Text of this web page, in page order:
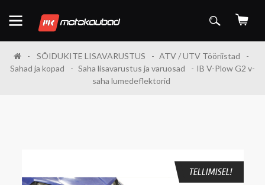
SÕIDUKITE LISAVARUSTUS
ATV / UTV Tööriistad
Sahad ja kopad
Saha lisavarustus ja varuosad
IB V-Plow G2 v-
saha lumedeflektorid
TELLIMISEL!